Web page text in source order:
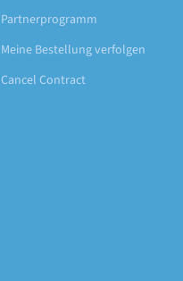
Partnerprogramm
Meine Bestellung verfolgen
Cancel Contract